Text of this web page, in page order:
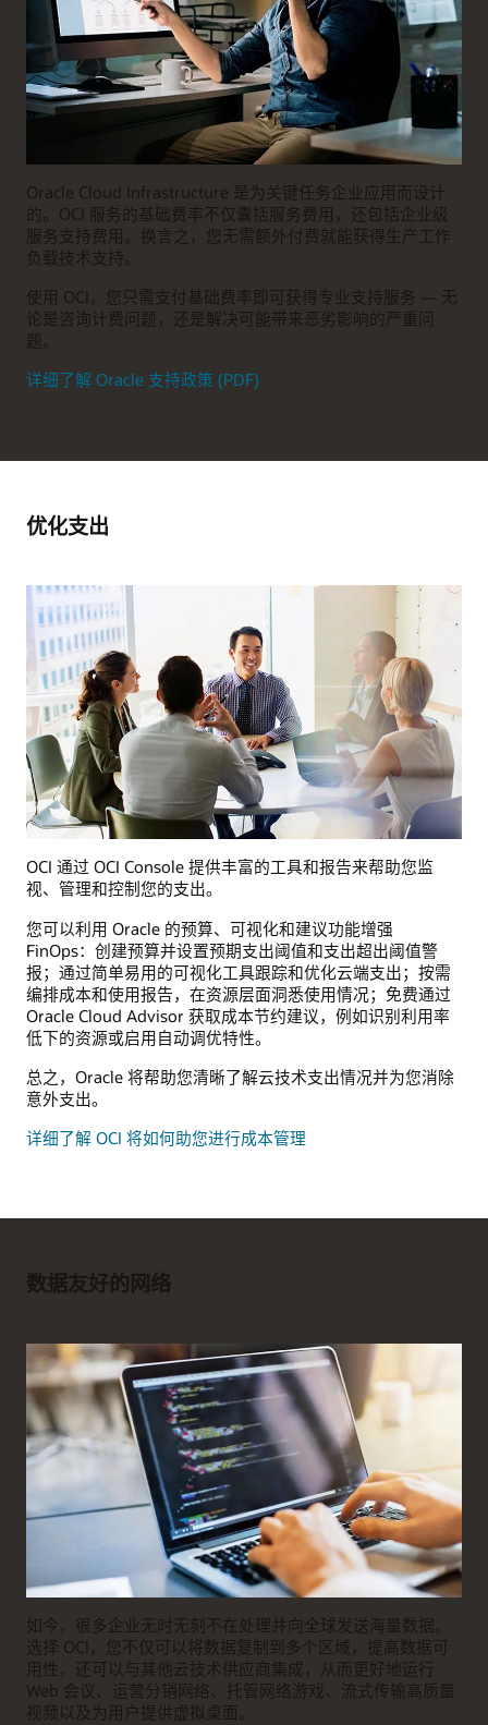
Oracle Cloud Infrastructure 是为关键任务企业应用而设计
的。OCI 服务的基础费率不仅囊括服务费用，还包括企业级
服务支持费用。换言之，您无需额外付费就能获得生产工作
负载技术支持。
使用 OCI，您只需支付基础费率即可获得专业支持服务 — 无
论是咨询计费问题，还是解决可能带来恶劣影响的严重问
题。
详细了解 Oracle 支持政策 (PDF)
优化支出
OCI 通过 OCI Console 提供丰富的工具和报告来帮助您监
视、管理和控制您的支出。
您可以利用 Oracle 的预算、可视化和建议功能增强
FinOps：创建预算并设置预期支出阈值和支出超出阈值警
报；通过简单易用的可视化工具跟踪和优化云端支出；按需
编排成本和使用报告，在资源层面洞悉使用情况；免费通过
Oracle Cloud Advisor 获取成本节约建议，例如识别利用率
低下的资源或启用自动调优特性。
总之，Oracle 将帮助您清晰了解云技术支出情况并为您消除
意外支出。
详细了解 OCI 将如何助您进行成本管理
数据友好的网络
如今，很多企业无时无刻不在处理并向全球发送海量数据。
选择 OCI，您不仅可以将数据复制到多个区域，提高数据可
用性，还可以与其他云技术供应商集成，从而更好地运行
Web 会议、运营分销网络、托管网络游戏、流式传输高质量
视频以及为用户提供虚拟桌面。